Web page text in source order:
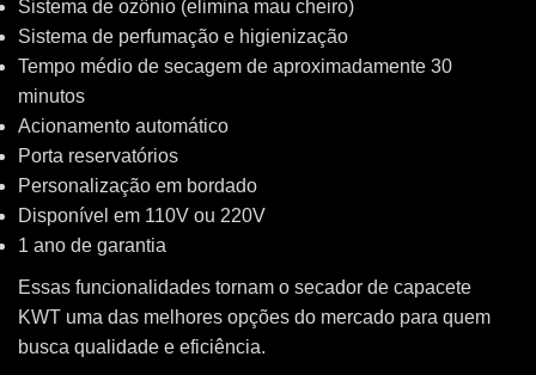
Sistema de ozônio (elimina mau cheiro)
Sistema de perfumação e higienização
Tempo médio de secagem de aproximadamente 30
minutos
Acionamento automático
Porta reservatórios
Personalização em bordado
Disponível em 110V ou 220V
1 ano de garantia
Essas funcionalidades tornam o secador de capacete
KWT uma das melhores opções do mercado para quem
busca qualidade e eficiência.